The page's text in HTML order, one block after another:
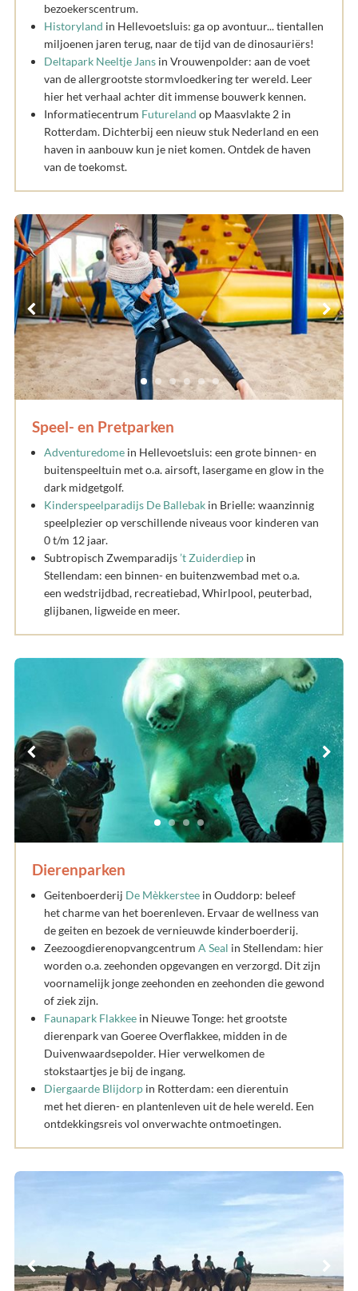
bezoekerscentrum.
Historyland in Hellevoetsluis: ga op avontuur... tientallen
miljoenen jaren terug, naar de tijd van de dinosauriërs!
Deltapark Neeltje Jans in Vrouwenpolder: aan de voet
van de allergrootste stormvloedkering ter wereld. Leer
hier het verhaal achter dit immense bouwerk kennen.
Informatiecentrum Futureland op Maasvlakte 2 in
Rotterdam. Dichterbij een nieuw stuk Nederland en een
haven in aanbouw kun je niet komen. Ontdek de haven
van de toekomst.
Speel- en Pretparken
Adventuredome in Hellevoetsluis: een grote binnen- en
buitenspeeltuin met o.a. airsoft, lasergame en glow in the
dark midgetgolf.
Kinderspeelparadijs De Ballebak in Brielle: waanzinnig
speelplezier op verschillende niveaus voor kinderen van
0 t/m 12 jaar.
Subtropisch Zwemparadijs’t Zuiderdiep in
Stellendam: een binnen- en buitenzwembad met o.a.
een wedstrijdbad, recreatiebad, Whirlpool, peuterbad,
glijbanen, ligweide en meer.
Dierenparken
Geitenboerderij De Mèkkerstee in Ouddorp: beleef
het charme van het boerenleven. Ervaar de wellness van
de geiten en bezoek de vernieuwde kinderboerderij.
Zeezoogdierenopvangcentrum A Seal in Stellendam: hier
worden o.a. zeehonden opgevangen en verzorgd. Dit zijn
voornamelijk jonge zeehonden en zeehonden die gewond
of ziek zijn.
Faunapark Flakkee in Nieuwe Tonge: het grootste
dierenpark van Goeree Overflakkee, midden in de
Duivenwaardsepolder. Hier verwelkomen de
stokstaartjes je bij de ingang.
Diergaarde Blijdorp in Rotterdam: een dierentuin
met het dieren- en plantenleven uit de hele wereld. Een
ontdekkingsreis vol onverwachte ontmoetingen.